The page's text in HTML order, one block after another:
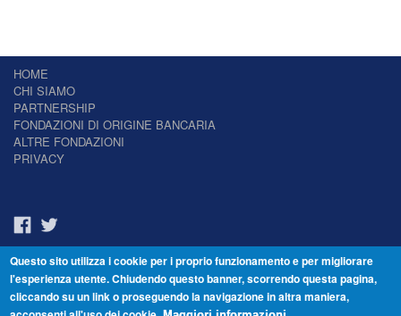
HOME
CHI SIAMO
PARTNERSHIP
FONDAZIONI DI ORIGINE BANCARIA
ALTRE FONDAZIONI
PRIVACY
Il Giornale delle Fondazioni - Periodico telematico
Reg. Tribunale n.7 del 22/07/2014 – ISSN 2421-2466
© Fondazione Venezia 2000 - Dorsoduro 3488/U - 30123 Venezia - Italia -
Questo sito utilizza i cookie per i proprio funzionamento e per migliorare
l'esperienza utente. Chiudendo questo banner, scorrendo questa pagina,
cliccando su un link o proseguendo la navigazione in altra maniera,